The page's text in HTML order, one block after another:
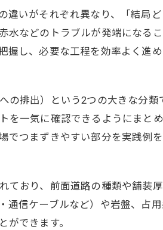
いがそれぞれ異なり、「結局
などのトラブルが発端になる
し、必要な工程を効率よく進め
排出）という2つの大きな分
一気に確認できるようにまと
つまずきやすい部分を実践例を
おり、前面道路の種類や舗装
信ケーブルなど）や岩盤、占
ができます。